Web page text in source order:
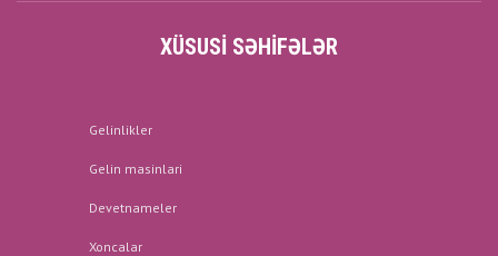
XÜSUSI SƏHIFƏLƏR
Gelinlikler
Gelin masinlari
Devetnameler
Xoncalar